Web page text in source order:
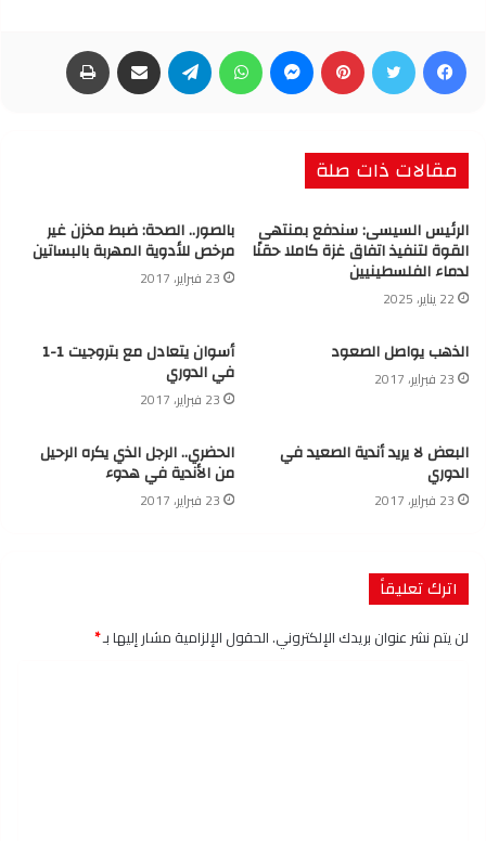
فيسبوك تويتر بينتيريست ماسنجر واتساب تيلقرام مشاركة عبر البريد
مقالات ذات صلة
الرئيس السيسى: سندفع بمنتهى
القوة لتنفيذ اتفاق غزة كاملا حقنًا
لدماء الفلسطينيين
22 يناير، 2025
بالصور.. الصحة: ضبط مخزن غير
مرخص للأدوية المهربة بالبساتين
23 فبراير، 2017
الذهب يواصل الصعود
23 فبراير، 2017
أسوان يتعادل مع بتروجيت 1-1
في الدوري
23 فبراير، 2017
البعض لا يريد أندية الصعيد في
الدوري
23 فبراير، 2017
الحضري.. الرجل الذي يكره الرحيل
من الأندية في هدوء
23 فبراير، 2017
اترك تعليقاً
لن يتم نشر عنوان بريدك الإلكتروني.الحقول الإلزامية مشار إليها بـ*